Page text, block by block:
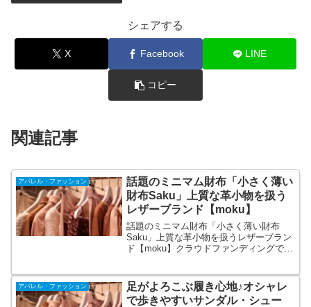
シェアする
X Facebook LINE
コピー
関連記事
アパレル・ファッション
話題のミニマム財布「小さく薄い
財布Saku」上質な革小物を扱う
レザーブランド【moku】
話題のミニマム財布「小さく薄い財布
Saku」上質な革小物を扱うレザーブラン
ド【moku】クラウドファンディングで
います。全品1点から送料無料、ラッピン
グ・刻印も無料対応。
アパレル・ファッション
足がよろこぶ履き心地♪オシャレ
で歩きやすいサンダル・シュー